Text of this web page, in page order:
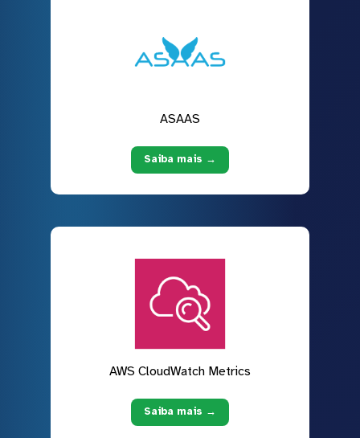
ASAAS
Saiba mais →
AWS CloudWatch Metrics
Saiba mais →